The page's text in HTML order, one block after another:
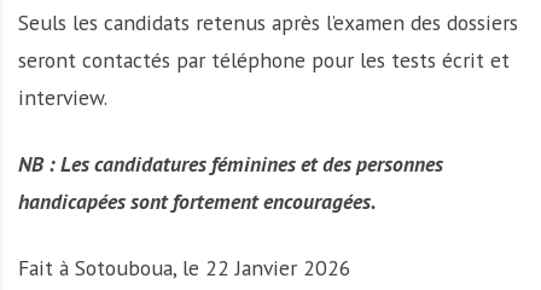
Seuls les candidats retenus après l’examen des dossiers
seront contactés par téléphone pour les tests écrit et
interview.
NB : Les candidatures féminines et des personnes
handicapées sont fortement encouragées.
Fait à Sotouboua, le 22 Janvier 2026